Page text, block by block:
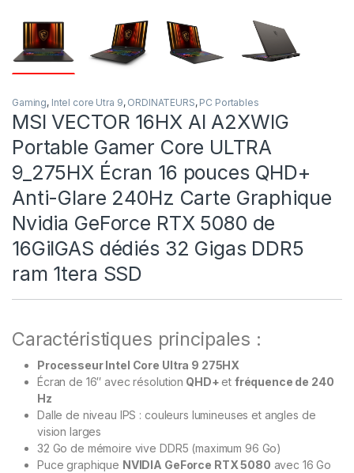
Gaming, Intel core Utra 9, ORDINATEURS, PC Portables
MSI VECTOR 16HX AI A2XWIG
Portable Gamer Core ULTRA
9_275HX Écran 16 pouces QHD+
Anti-Glare 240Hz Carte Graphique
Nvidia GeForce RTX 5080 de
16GiIGAS dédiés 32 Gigas DDR5
ram 1tera SSD
Caractéristiques principales :
Processeur Intel Core Ultra 9 275HX
Écran de 16″ avec résolution QHD+ et fréquence de 240
Hz
Dalle de niveau IPS : couleurs lumineuses et angles de
vision larges
32 Go de mémoire vive DDR5 (maximum 96 Go)
Puce graphique NVIDIA GeForce RTX 5080 avec 16 Go